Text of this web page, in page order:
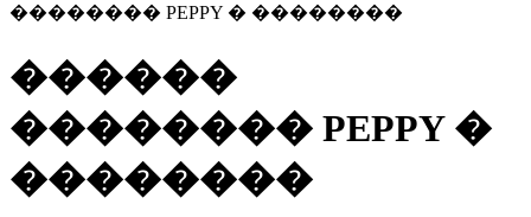
�������� PEPPY � ��������
������
�������� PEPPY �
��������